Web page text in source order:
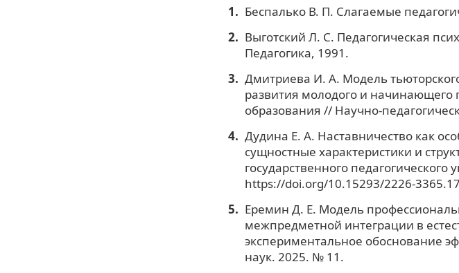
Беспалько В. П. Слагаемые
Выготский Л. С. Педагогическая
Педагогика, 1991.
Дмитриева И. А. Модель
развития молодого и начинающего
образования // Научно-
Дудина Е. А. Наставничество как
сущностные характеристики и
государственного
https://doi.org/10.15293/2226-
Еремин Д. Е. Модель
межпредметной интеграции в
экспериментальное обоснование
наук. 2025. № 11.